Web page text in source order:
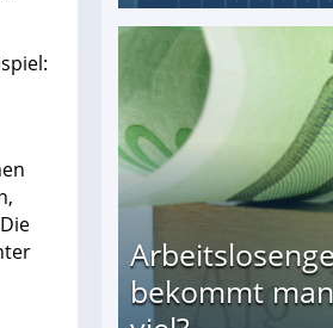
bekommt